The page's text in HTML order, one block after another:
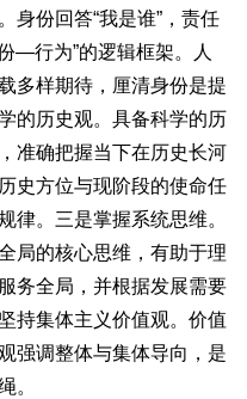
身份回答“我是谁”，责任
—行为”的逻辑框架。人
多样期待，厘清身份是提
的历史观。具备科学的历
准确把握当下在历史长河
史方位与现阶段的使命任
律。三是掌握系统思维。
局的核心思维，有助于理
务全局，并根据发展需要
持集体主义价值观。价值
强调整体与集体导向，是
。